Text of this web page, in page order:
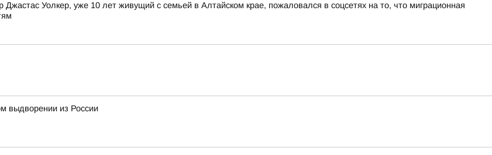
Уолкер, уже 10 лет живущий с семьей в Алтайском крае, пожаловался в соцсетях на то, что миграционная
выдворении из России